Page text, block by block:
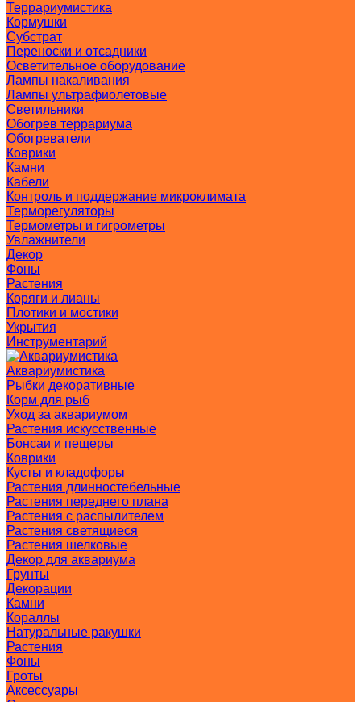
Террариумистика
Кормушки
Субстрат
Переноски и отсадники
Осветительное оборудование
Лампы накаливания
Лампы ультрафиолетовые
Светильники
Обогрев террариума
Обогреватели
Коврики
Камни
Кабели
Контроль и поддержание микроклимата
Терморегуляторы
Термометры и гигрометры
Увлажнители
Декор
Фоны
Растения
Коряги и лианы
Плотики и мостики
Укрытия
Инструментарий
Аквариумистика
Рыбки декоративные
Корм для рыб
Уход за аквариумом
Растения искусственные
Бонсаи и пещеры
Коврики
Кусты и кладофоры
Растения длинностебельные
Растения переднего плана
Растения с распылителем
Растения светящиеся
Растения шелковые
Декор для аквариума
Грунты
Декорации
Камни
Кораллы
Натуральные ракушки
Растения
Фоны
Гроты
Аксессуары